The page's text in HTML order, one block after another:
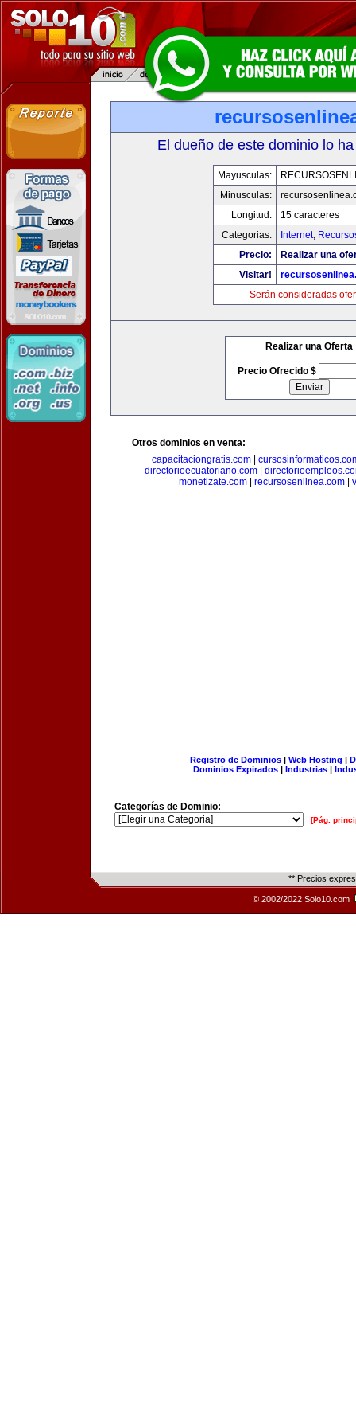
El dueño de este dominio lo
Mayusculas:
Minusculas:
Longitud:
15 caracteres
Categorias:
Internet,
Precio:
Realizar una
Visitar!
Serán consideradas
Realizar una Oferta
Precio Ofrecido $
Otros dominios en venta:
capacitaciongratis.com|
directorioecuatoriano.com
monetizate.com
recursosenlinea.com
Registro de Dominios| Web Hosting |
Dominios Expirados | Industrias |
Categorías de Dominio:
[Pág.
** Precios
© 2002/2022 Solo10.com